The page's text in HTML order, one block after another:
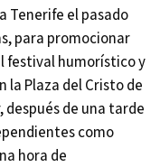
Tenerife el pasado
para promocionar
festival humorístico y
la Plaza del Cristo de
de una tarde
como
hora de